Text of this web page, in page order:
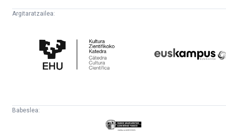
Argitaratzailea:
Zientifikoko
Katedra
Babeslea:
Eusko